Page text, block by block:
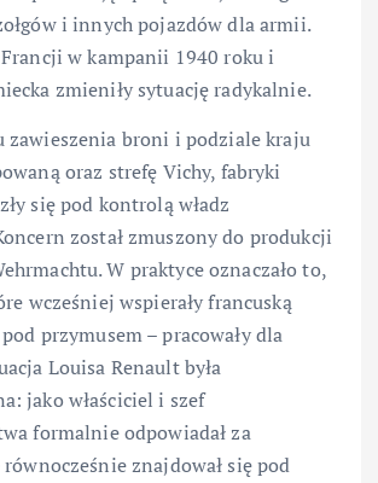
i innych pojazdów dla armii.
Francji w kampanii 1940 roku i
zmieniły sytuację radykalnie.
zawieszenia broni i podziale kraju
oraz strefę Vichy, fabryki
się pod kontrolą władz
został zmuszony do produkcji
W praktyce oznaczało to,
wcześniej wspierały francuską
przymusem – pracowały dla
Louisa Renault była
jako właściciel i szef
formalnie odpowiadał za
znajdował się pod